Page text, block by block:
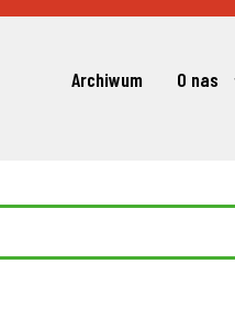
Archiwum O nas